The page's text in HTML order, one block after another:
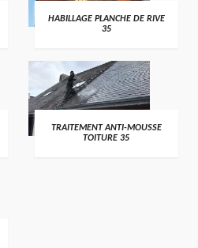
HABILLAGE PLANCHE DE RIVE
35
TRAITEMENT ANTI-MOUSSE
TOITURE 35